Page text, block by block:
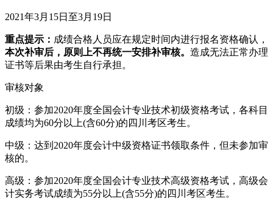
2021年3月15日至3月19日
重点提示： 成绩合格人员应在规定时间内进行报名资格确认，
本次补审后，原则上不再统一安排补审核。 造成无法正常办理
证书等后果由考生自行承担。
审核对象
初级：参加2020年度全国会计专业技术初级资格考试，各科目
成绩均为60分以上(含60分)的四川考区考生。
中级：达到2020年度会计中级资格证书领取条件，但未参加审
核的。
高级：参加2020年度全国会计专业技术高级资格考试，高级会
计实务考试成绩为55分以上(含55分)的四川考区考生。